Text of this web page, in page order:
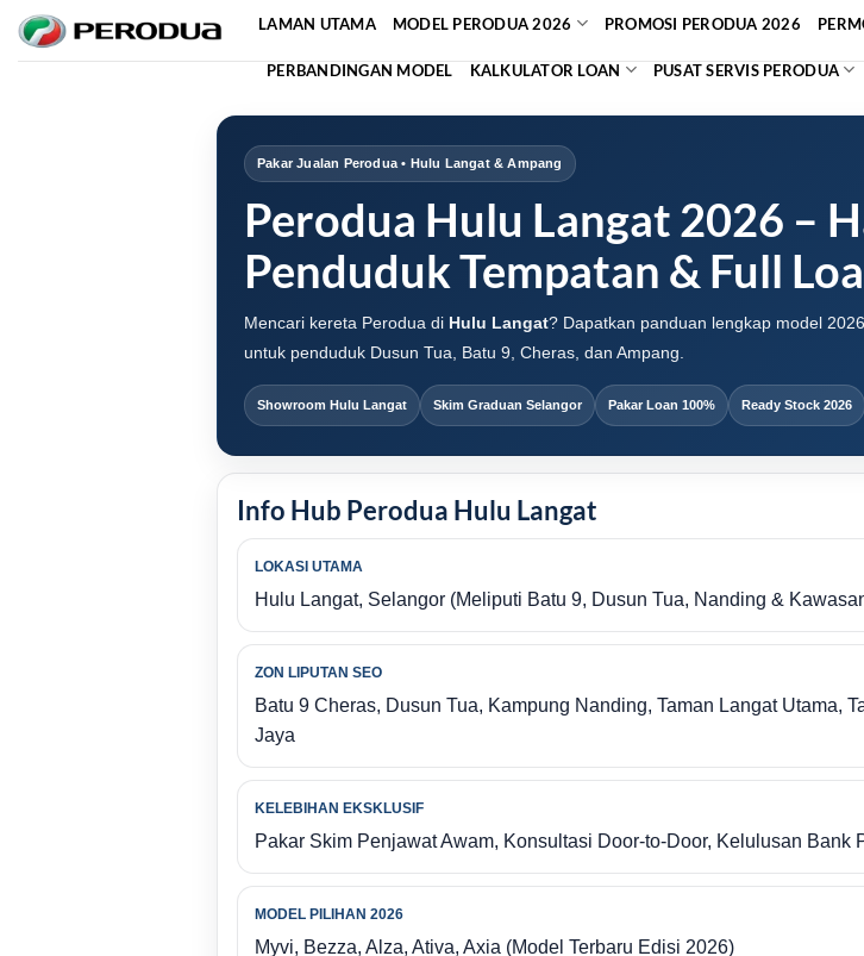
Skip
LAMAN UTAMA MODEL PERODUA 2026 PROMOSI PERODUA 2026
PERBANDINGAN MODEL KALKULATOR LOAN PUSAT SERVIS PERODUA
Pakar Jualan Perodua • Hulu Langat & Ampang
Perodua Hulu Langat 2026 –
Penduduk Tempatan & Full
Mencari kereta Perodua di Hulu Langat? Dapatkan panduan lengkap model
untuk penduduk Dusun Tua, Batu 9, Cheras, dan Ampang.
Showroom Hulu Langat Skim Graduan Selangor Pakar Loan 100% Ready Stock 2026
Info Hub Perodua Hulu Langat
LOKASI UTAMA
Hulu Langat, Selangor (Meliputi Batu 9, Dusun Tua, Nanding &
ZON LIPUTAN SEO
Batu 9 Cheras, Dusun Tua, Kampung Nanding, Taman Langat Utama,
Jaya
KELEBIHAN EKSKLUSIF
Pakar Skim Penjawat Awam, Konsultasi Door-to-Door, Kelulusan Bank
MODEL PILIHAN 2026
Myvi, Bezza, Alza, Ativa, Axia (Model Terbaru Edisi 2026)